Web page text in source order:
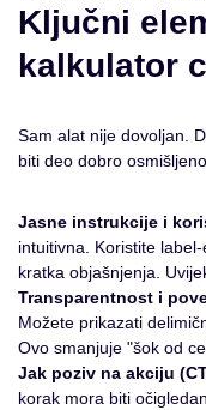
Ključni
kalkulator
Sam alat nije dovoljan.
biti deo dobro
Jasne instrukcije i
intuitivna. Koristite
kratka objašnjenja.
Transparentnost i
Možete prikazati
Ovo smanjuje "šok od
Jak poziv na akciju
korak mora biti